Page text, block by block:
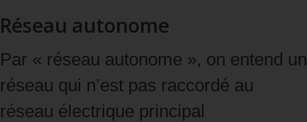
Réseau autonome
Par « réseau autonome », on entend un
réseau qui n’est pas raccordé au
réseau électrique principal